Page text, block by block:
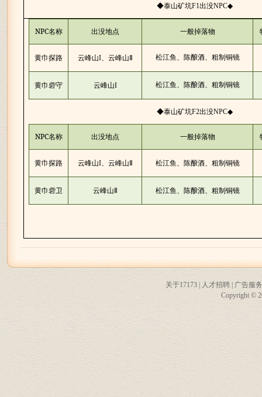
◆泰山矿坑F1出没NPC◆
NPC名称 出没地点 一般掉落物
黄巾探路 云峰山I、云峰山Ⅱ 松江鱼、陈酿酒、粗制铜镜
黄巾砦守 云峰山I 松江鱼、陈酿酒、粗制铜镜
◆泰山矿坑F2出没NPC◆
NPC名称 出没地点 一般掉落物
黄巾探路 云峰山I、云峰山Ⅱ 松江鱼、陈酿酒、粗制铜镜
黄巾砦卫 云峰山Ⅱ 松江鱼、陈酿酒、粗制铜镜
关于17173 人才招聘
广告服务
Copyright ©